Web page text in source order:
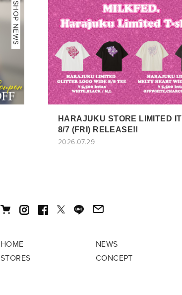
NEWS
SHOP NEWS
HARAJUKU STORE LIMITED
8/7 (FRI) RELEASE!!
2026.07.29
HOME NEWS
STORES
CONCEPT